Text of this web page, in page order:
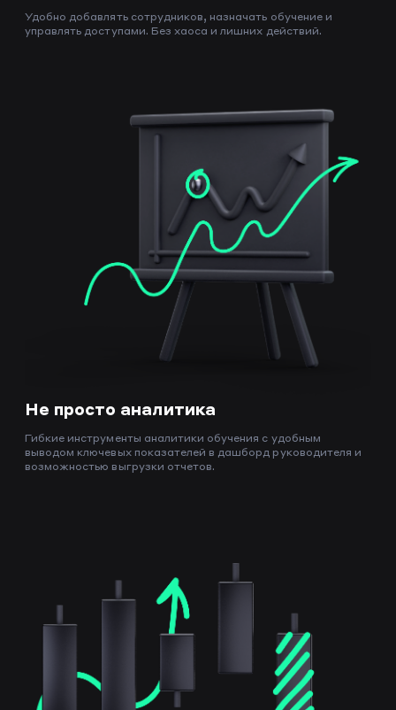
Удобно добавлять сотрудников, назначать обучение и
управлять доступами. Без хаоса и лишних действий.
Не просто аналитика
Гибкие инструменты аналитики обучения с удобным
выводом ключевых показателей в дашборд руководителя и
возможностью выгрузки отчетов.